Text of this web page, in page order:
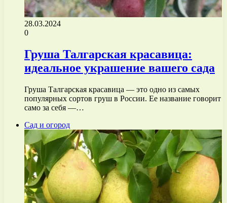
28.03.2024
0
Груша Талгарская красавица:
идеальное украшение вашего сада
Груша Талгарская красавица — это одно из самых
популярных сортов груш в России. Ее название говорит
само за себя —…
Сад и огород